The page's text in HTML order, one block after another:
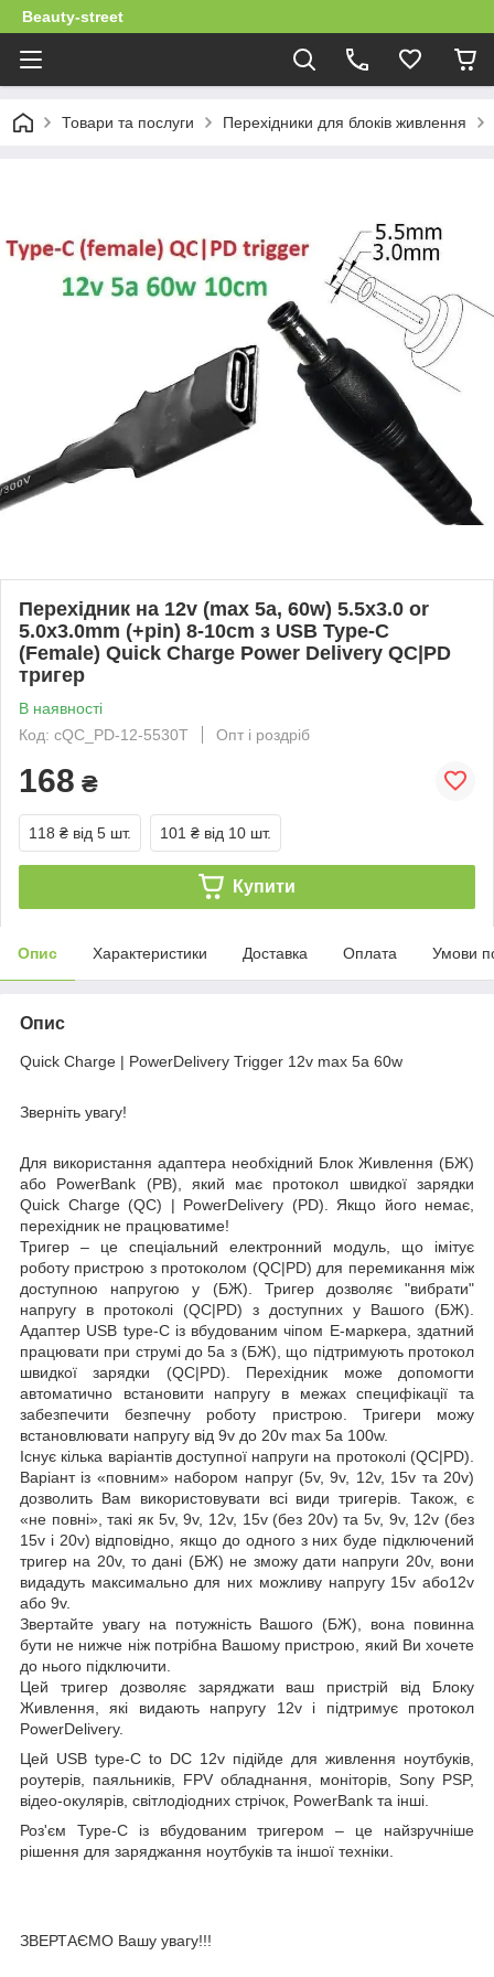
Beauty-street
Товари та послуги Перехідники для блоків живлення
Перехідник на 12v (max 5a, 60w) 5.5x3.0 or
5.0x3.0mm (+pin) 8-10cm з USB Type-C
(Female) Quick Charge Power Delivery QC|PD
тригер
В наявності
Код: cQC_PD-12-5530T
Опт і роздріб
168 ₴
118 ₴ від 5 шт. 101 ₴ від 10 шт.
Купити
Опис Характеристики Доставка Оплата Умови
Опис
Quick Charge | PowerDelivery Trigger 12v max 5a 60w
Зверніть увагу!
Для використання адаптера необхідний Блок Живлення (БЖ)
або PowerBank (PB) , який має протокол швидкої зарядки
Quick Charge (QC) | PowerDelivery (PD)
Якщо його немає,
перехідник не працюватиме!
Тригер – це спеціальний електронний модуль, що імітує
роботу пристрою з протоколом (QC|PD) для перемикання між
доступною напругою у (БЖ). Тригер дозволяє "вибрати"
напругу в протоколі (QC|PD) з доступних у Вашого (БЖ).
Адаптер USB type-C із вбудованим чіпом E-маркера, здатний
працювати при струмі до 5a з (БЖ), що підтримують протокол
швидкої зарядки (QC|PD). Перехідник може допомогти
автоматично встановити напругу в межах специфікації та
забезпечити безпечну роботу пристрою. Тригери можу
встановлювати напругу від 9v до 20v max 5a 100w.
Існує кілька варіантів доступної напруги на протоколі (QC|PD).
Варіант із «повним» набором напруг (5v, 9v, 12v, 15v та 20v)
дозволить Вам використовувати всі види тригерів. Також, є
«не повні», такі як 5v, 9v, 12v, 15v (без 20v) та 5v, 9v, 12v (без
15v і 20v) відповідно, якщо до одного з них буде підключений
тригер на 20v, то дані (БЖ) не зможу дати напруги 20v, вони
видадуть максимально для них можливу напругу 15v або12v
або 9v.
Звертайте увагу на потужність Вашого (БЖ), вона повинна
бути не нижче ніж потрібна Вашому пристрою, який Ви хочете
до нього підключити.
Цей тригер дозволяє заряджати ваш пристрій від Блоку
Живлення, які видають напругу 12v і підтримує протокол
PowerDelivery.
Цей USB type-C to DC 12v підійде для живлення ноутбуків,
роутерів, паяльників, FPV обладнання, моніторів, Sony PSP,
відео-окулярів, світлодіодних стрічок, PowerBank та інші.
Роз'єм Type-C із вбудованим тригером – це найзручніше
рішення для заряджання ноутбуків та іншої техніки.
ЗВЕРТАЄМО Вашу увагу!!!